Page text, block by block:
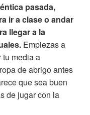
pasada,
ir a clase o andar
llegar a la
Empiezas a
tu media a
de abrigo antes
que sea buen
de jugar con la